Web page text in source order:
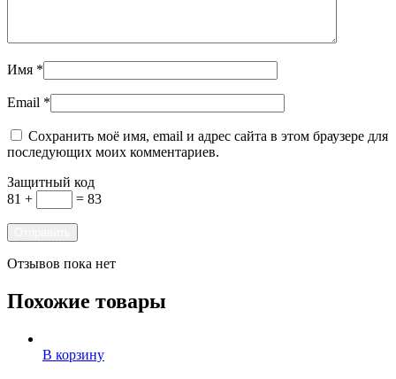
Имя *
Email *
Сохранить моё имя, email и адрес сайта в этом браузере для
последующих моих комментариев.
Защитный код
81 +
= 83
Отзывов пока нет
Похожие товары
В корзину